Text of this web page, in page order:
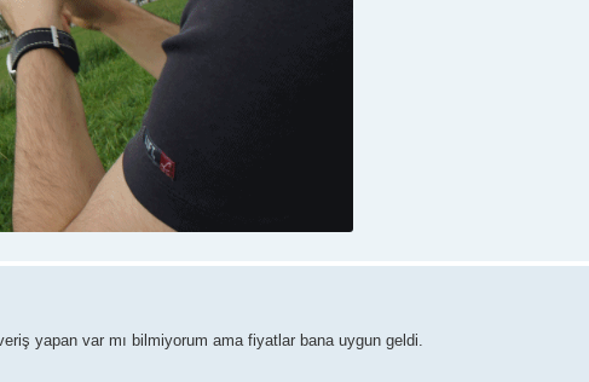
yapan var mı bilmiyorum ama fiyatlar bana uygun geldi.